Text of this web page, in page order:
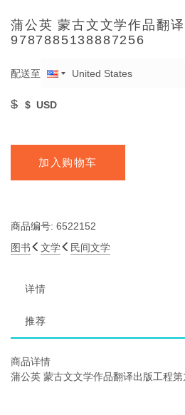
蒲公英 蒙古文文学作品翻
9787885138887256
配送至
$ $ USD
加入购物车
商品编号: 6522152
图书
文学 民间文学
详情
推荐
商品详情
蒲公英 蒙古文文学作品翻译出版工程第